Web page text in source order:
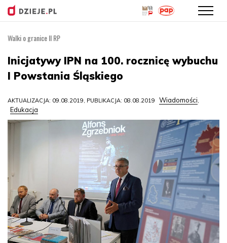
treści
Walki o granice II RP
Inicjatywy IPN na 100. rocznicę wybuchu
I Powstania Śląskiego
AKTUALIZACJA: 09.08.2019, PUBLIKACJA: 08.08.2019 Wiadomości,
Edukacja